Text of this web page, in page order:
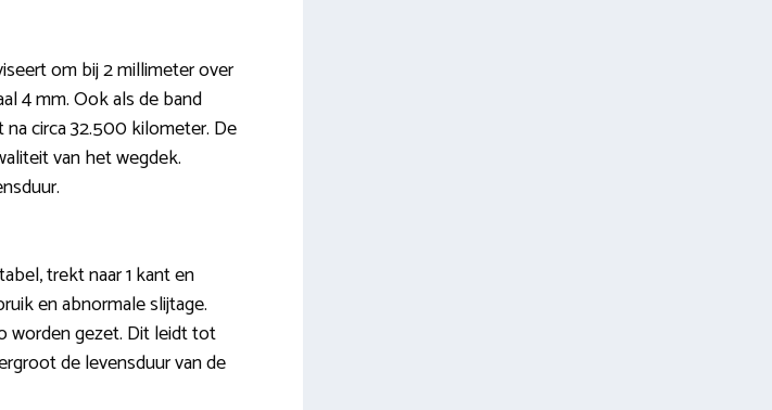
om bij 2 millimeter over
4 mm. Ook als de band
circa 32.500 kilometer. De
van het wegdek.
trekt naar 1 kant en
en abnormale slijtage.
worden gezet. Dit leidt tot
de levensduur van de